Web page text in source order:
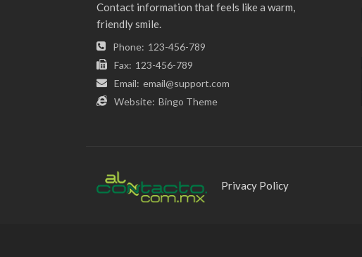
Contact information that feels like a warm,
friendly smile.
Phone: 123-456-789
Fax: 123-456-789
Email: email@support.com
Website: Bingo Theme
Privacy Policy